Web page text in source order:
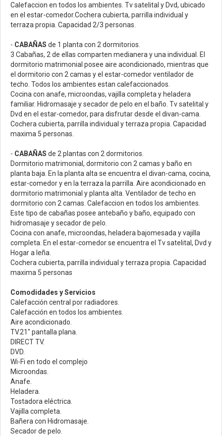
Calefaccion en todos los ambientes. Tv satelital y Dvd, ubicado
en el estar-comedor.Cochera cubierta, parrilla individual y
terraza propia. Capacidad 2/3 personas.
- CABAÑAS de 1 planta con 2 dormitorios.
3 Cabañas, 2 de ellas comparten medianera y una individual. El
dormitorio matrimonial posee aire acondicionado, mientras que
el dormitorio con 2 camas y el estar-comedor ventilador de
techo. Todos los ambientes estan calefaccionados.
Cocina con anafe, microondas, vajilla completa y heladera
familiar. Hidromasaje y secador de pelo en el baño. Tv satelital y
Dvd en el estar-comedor, para disfrutar desde el divan-cama.
Cochera cubierta, parrilla individual y terraza propia. Capacidad
maxima 5 personas.
- CABAÑAS de 2 plantas con 2 dormitorios.
Dormitorio matrimonial, dormitorio con 2 camas y baño en
planta baja. En la planta alta se encuentra el divan-cama, cocina,
estar-comedor y en la terraza la parrilla. Aire acondicionado en
dormitorio matrimonial y planta alta. Ventilador de techo en
dormitorio con 2 camas. Calefaccion en todos los ambientes.
Este tipo de cabañas posee antebaño y baño, equipado con
hidromasaje y secador de pelo.
Cocina con anafe, microondas, heladera bajomesada y vajilla
completa. En el estar-comedor se encuentra el Tv satelital, Dvd y
Hogar a leña.
Cochera cubierta, parrilla individual y terraza propia. Capacidad
maxima 5 personas
Comodidades y Servicios
Calefacción central por radiadores.
Calefacción en todos los ambientes.
Aire acondicionado.
TV.21" pantalla plana.
DIRECT TV.
DVD.
Wi-Fi en todo el complejo
Microondas.
Anafe.
Heladera.
Tostadora eléctrica.
Vajilla completa.
Bañera con Hidromasaje.
Secador de pelo.